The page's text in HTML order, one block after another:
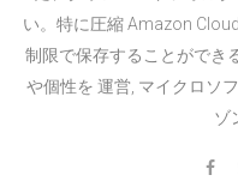
い。特に圧縮 Amazon
制限で保存することができ
や個性を 運営, マイクロソ
ゾ